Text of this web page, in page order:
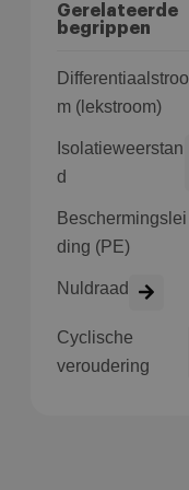
Gerelateerde
begrippen
Differentiaalstroo
m (lekstroom)
Isolatieweerstan
d
Beschermingslei
ding (PE)
Nuldraad
Cyclische
veroudering